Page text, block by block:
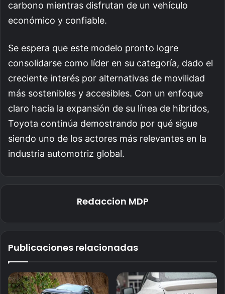
carbono mientras disfrutan de un vehículo
económico y confiable.
Se espera que este modelo pronto logre
consolidarse como líder en su categoría, dado el
creciente interés por alternativas de movilidad
más sostenibles y accesibles. Con un enfoque
claro hacia la expansión de su línea de híbridos,
Toyota continúa demostrando por qué sigue
siendo uno de los actores más relevantes en la
industria automotriz global.
Redaccion MDP
Publicaciones relacionadas